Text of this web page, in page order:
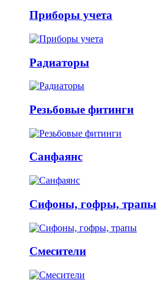
Приборы учета
Радиаторы
Резьбовые фитинги
Санфаянс
Сифоны, гофры, трапы
Смесители